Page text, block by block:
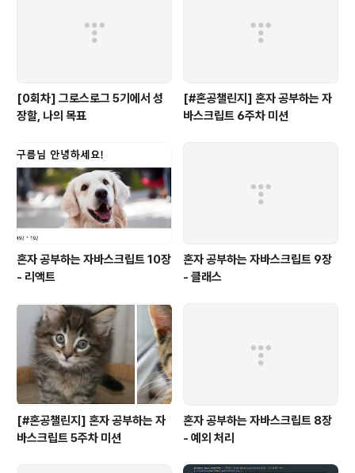
[0회차] 그로스로그 5기에서 성
장할, 나의 목표
[#혼공챌린지] 혼자 공부하는 자
바스크립트 6주차 미션
혼자 공부하는 자바스크립트 10장
- 리액트
혼자 공부하는 자바스크립트 9장
- 클래스
[#혼공챌린지] 혼자 공부하는 자
바스크립트 5주차 미션
혼자 공부하는 자바스크립트 8장
- 예외 처리